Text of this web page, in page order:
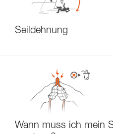
Seildehnung
Wann muss ich mein